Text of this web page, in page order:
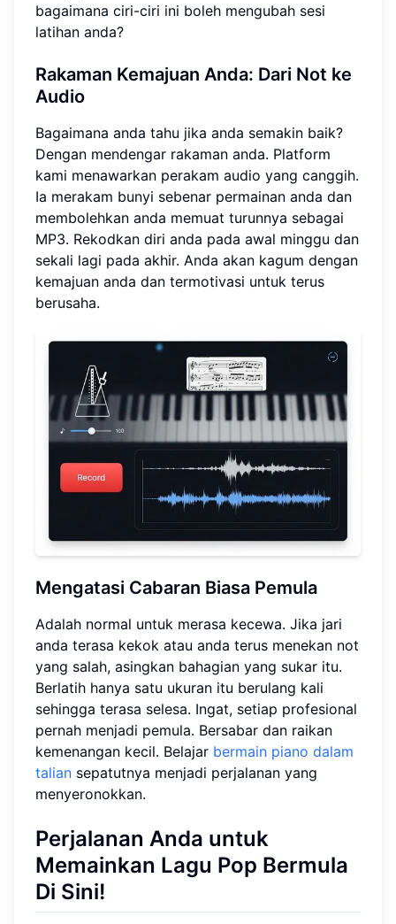
bagaimana ciri-ciri ini boleh mengubah sesi
latihan anda?
Rakaman Kemajuan Anda: Dari Not ke
Audio
Bagaimana anda tahu jika anda semakin baik?
Dengan mendengar rakaman anda. Platform
kami menawarkan perakam audio yang canggih.
Ia merakam bunyi sebenar permainan anda dan
membolehkan anda memuat turunnya sebagai
MP3. Rekodkan diri anda pada awal minggu dan
sekali lagi pada akhir. Anda akan kagum dengan
kemajuan anda dan termotivasi untuk terus
berusaha.
Mengatasi Cabaran Biasa Pemula
Adalah normal untuk merasa kecewa. Jika jari
anda terasa kekok atau anda terus menekan not
yang salah, asingkan bahagian yang sukar itu.
Berlatih hanya satu ukuran itu berulang kali
sehingga terasa selesa. Ingat, setiap profesional
pernah menjadi pemula. Bersabar dan raikan
kemenangan kecil. Belajar bermain piano dalam
talian sepatutnya menjadi perjalanan yang
menyeronokkan.
Perjalanan Anda untuk
Memainkan Lagu Pop Bermula
Di Sini!